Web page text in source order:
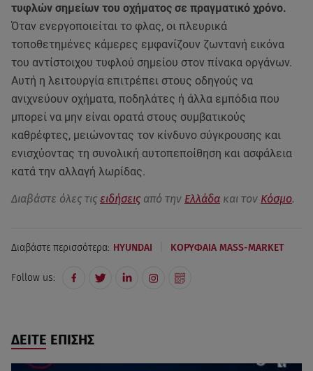
τυφλών σημείων του οχήματος σε πραγματικό χρόνο.
Όταν ενεργοποιείται το φλας, οι πλευρικά
τοποθετημένες κάμερες εμφανίζουν ζωντανή εικόνα
του αντίστοιχου τυφλού σημείου στον πίνακα οργάνων.
Αυτή η λειτουργία επιτρέπει στους οδηγούς να
ανιχνεύουν οχήματα, ποδηλάτες ή άλλα εμπόδια που
μπορεί να μην είναι ορατά στους συμβατικούς
καθρέφτες, μειώνοντας τον κίνδυνο σύγκρουσης και
ενισχύοντας τη συνολική αυτοπεποίθηση και ασφάλεια
κατά την αλλαγή λωρίδας.
Διαβάστε όλες τις ειδήσεις από την Ελλάδα και τον Κόσμο.
Διαβάστε περισσότερα: HYUNDAI ΚΟΡΥΦΑΙΑ MASS-MARKET
Follow us:
ΔΕΙΤΕ ΕΠΙΣΗΣ